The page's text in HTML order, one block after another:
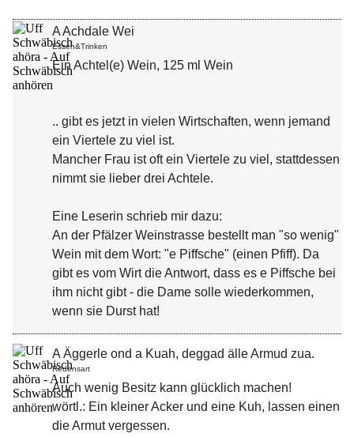
A Achdale Wei
Essen&Trinken
Ein Achtel(e) Wein, 125 ml Wein
.. gibt es jetzt in vielen Wirtschaften, wenn jemand
ein Viertele zu viel ist.
Mancher Frau ist oft ein Viertele zu viel, stattdessen
nimmt sie lieber drei Achtele.
Eine Leserin schrieb mir dazu:
An der Pfälzer Weinstrasse bestellt man "so wenig"
Wein mit dem Wort: "e Piffsche" (einen Pfiff). Da
gibt es vom Wirt die Antwort, dass es e Piffsche bei
ihm nicht gibt - die Dame solle wiederkommen,
wenn sie Durst hat!
A Äggerle ond a Kuah, deggad älle Armud zua.
Redensart
Auch wenig Besitz kann glücklich machen!
wörtl.: Ein kleiner Acker und eine Kuh, lassen einen
die Armut vergessen.